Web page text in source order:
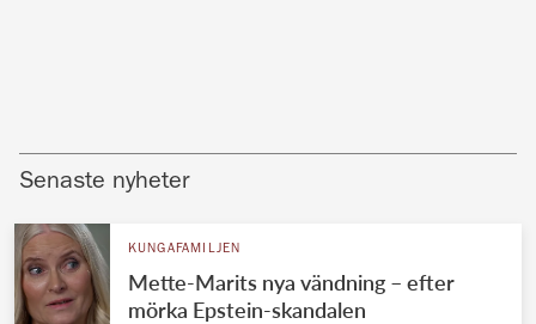
Senaste nyheter
KUNGAFAMILJEN
Mette-Marits nya vändning – efter
mörka Epstein-skandalen